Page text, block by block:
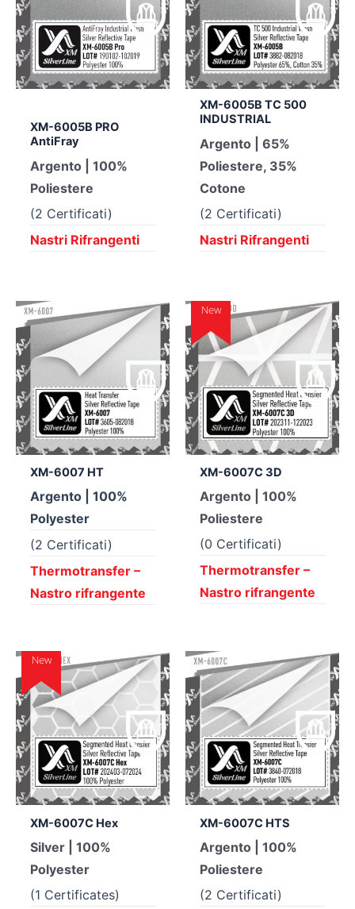
XM-6005B PRO
AntiFray
Argento | 100%
Poliestere
(2 Certificati)
Nastri Rifrangenti
XM-6005B TC 500
INDUSTRIAL
Argento | 65%
Poliestere, 35%
Cotone
(2 Certificati)
Nastri Rifrangenti
XM-6007 HT
Argento | 100%
Polyester
(2 Certificati)
Thermotransfer –
Nastro rifrangente
New
XM-6007C 3D
Argento | 100%
Poliestere
(0 Certificati)
Thermotransfer –
Nastro rifrangente
New
XM-6007C Hex
Silver | 100%
Polyester
(1 Certificates)
XM-6007C HTS
Argento | 100%
Poliestere
(2 Certificati)